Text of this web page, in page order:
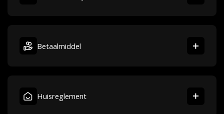
Betaalmiddel
Huisreglement